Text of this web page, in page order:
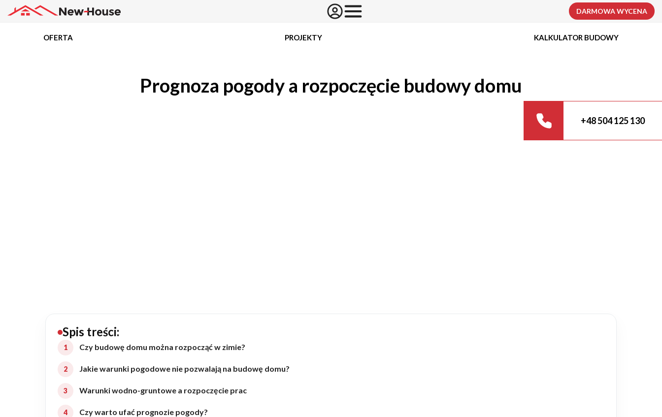
Rezydencje
Rozbudowa
Remonty
DARMOWA WYCENA
OFERTA PROJEKTY KALKULATOR BUDOWY
Prognoza pogody a rozpoczęcie budowy domu
+48 504 125 130
Spis treści:
Czy budowę domu można rozpocząć w zimie?
Jakie warunki pogodowe nie pozwalają na budowę domu?
Warunki wodno-gruntowe a rozpoczęcie prac
Czy warto ufać prognozie pogody?